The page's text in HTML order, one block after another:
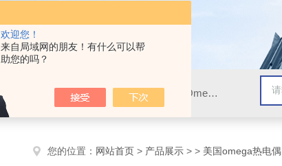
欢迎您！
来自局域网的朋友！有什么可以帮
助您的吗？
Omega插头,Omega测温线,热电偶测温线,热电偶线,铠装热电偶,热电偶连接器,热电偶插头,Omega热电偶线,T型热电偶线,TMC测温纸
您的位置： 网站首页 > 产品展示 > > 美国omega热电偶